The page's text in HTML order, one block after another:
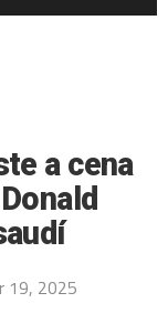
a cena
19, 2025